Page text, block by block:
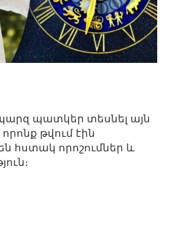
պատկեր տեսնել այն
թվում էին
հստակ որոշումներ և